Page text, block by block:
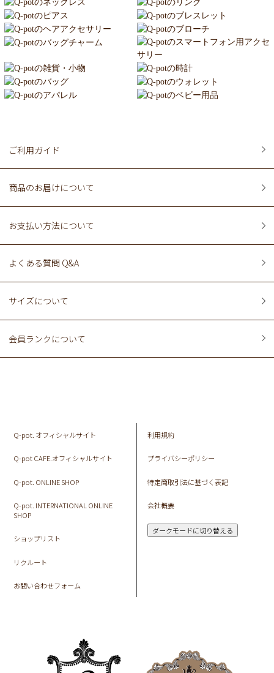
ご利用ガイド
商品のお届けについて
お支払い方法について
よくある質問 Q&A
サイズについて
会員ランクについて
Q-pot. オフィシャルサイト
Q-pot CAFE.オフィシャルサイト
Q-pot. ONLINE SHOP
Q-pot. INTERNATIONAL ONLINE
SHOP
ショップリスト
リクルート
お問い合わせフォーム
利用規約
プライバシーポリシー
特定商取引法に基づく表記
会社概要
ダークモードに切り替える